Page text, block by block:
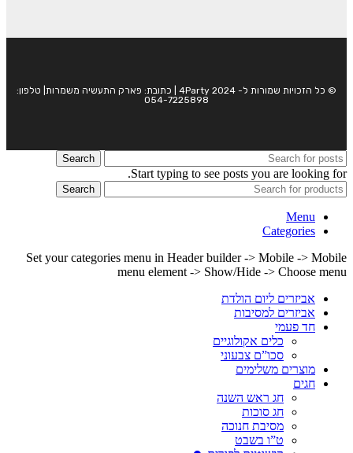
© כל הזכויות שמורות ל- 4Party 2024 | כתובת: פארק התעשיה משמרות| טלפון:
054-7225898
Search
Start typing to see posts you are looking for.
Search
Menu
Categories
Set your categories menu in Header builder -> Mobile -> Mobile
menu element -> Show/Hide -> Choose menu
אביזרים ליום הולדת
אביזרים למסיבות
חד פעמי
כלים אקולוגיים
סכו”ם צבעוני
מוצרים משלימים
חגים
חג ראש השנה
חג סוכות
מסיבת חנוכה
ט”ו בשבט